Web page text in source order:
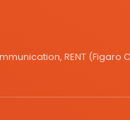
RENT (Figaro